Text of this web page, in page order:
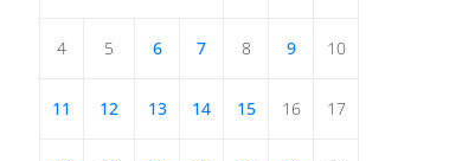
4 5 6 7 8 9 10
11 12 13 14 15 16 17